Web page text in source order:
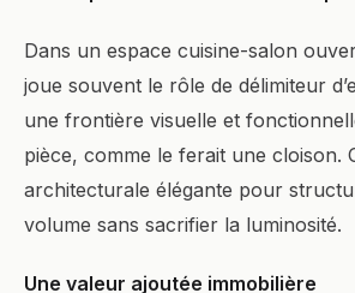
Dans un espace cuisine-salon
joue souvent le rôle de délimiteur
une frontière visuelle et
pièce, comme le ferait une cloison.
architecturale élégante pour
volume sans sacrifier la luminosité.
Une valeur ajoutée immobilière